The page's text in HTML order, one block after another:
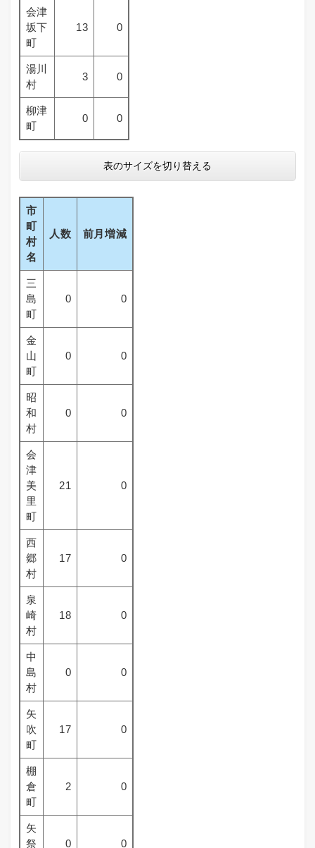
会津
坂下
町
13 0
湯川
村
3 0
柳津
町
0 0
表のサイズを切り替える
市
町
村
名
人数 前月増減
三
島
町
0 0
金
山
町
0 0
昭
和
村
0 0
会
津
美
里
町
21 0
西
郷
村
17 0
泉
崎
村
18 0
中
島
村
0 0
矢
吹
町
17 0
棚
倉
町
2 0
矢
祭
0 0